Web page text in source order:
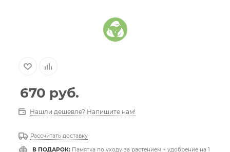
670 руб.
Нашли дешевле? Напишите нам!
Рассчитать доставку
В ПОДАРОК: Памятка по уходу за растением + удобрение на 1